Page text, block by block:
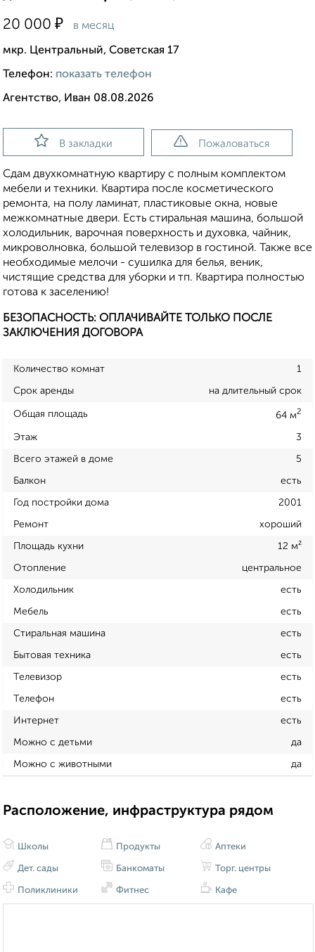
20 000 ₽ в месяц
мкр. Центральный, Советская 17
Телефон: показать телефон
Агентство, Иван 08.08.2026
В закладки Пожаловаться
Сдам двухкомнатную квартиру с полным комплектом
мебели и техники. Квартира после косметического
ремонта, на полу ламинат, пластиковые окна, новые
межкомнатные двери. Есть стиральная машина, большой
холодильник, варочная поверхность и духовка, чайник,
микроволновка, большой телевизор в гостиной. Также все
необходимые мелочи - сушилка для белья, веник,
чистящие средства для уборки и тп. Квартира полностью
готова к заселению!
БЕЗОПАСНОСТЬ: ОПЛАЧИВАЙТЕ ТОЛЬКО ПОСЛЕ
ЗАКЛЮЧЕНИЯ ДОГОВОРА
Количество комнат 1
Срок аренды на длительный срок
Общая площадь 64 м2
Этаж 3
Всего этажей в доме 5
Балкон есть
Год постройки дома 2001
Ремонт хороший
Площадь кухни 12 м²
Отопление центральное
Холодильник есть
Мебель есть
Стиральная машина есть
Бытовая техника есть
Телевизор есть
Телефон есть
Интернет есть
Можно с детьми да
Можно с животными да
Расположение, инфраструктура рядом
Школы
Дет. сады
Поликлиники
Продукты
Банкоматы
Фитнес
Аптеки
Торг. центры
Кафе